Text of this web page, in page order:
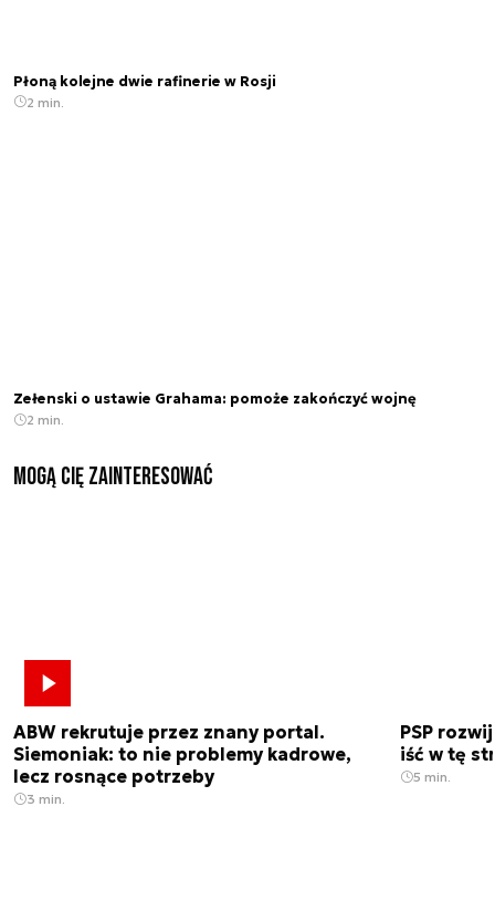
Płoną kolejne dwie rafinerie w Rosji
2 min.
Zełenski o ustawie Grahama: pomoże zakończyć wojnę
2 min.
Mogą Cię zainteresować
ABW rekrutuje przez znany portal.
Siemoniak: to nie problemy kadrowe,
lecz rosnące potrzeby
3 min.
PSP
iść w tę
5 min.